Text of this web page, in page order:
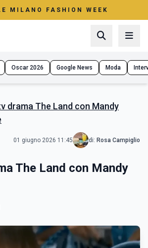
MILANO FASHION WEEK
Oscar 2026 Google News Moda
drama The Land con Mandy
01 giugno 2026 11:45 di: Rosa Campiglio
The Land con Mandy